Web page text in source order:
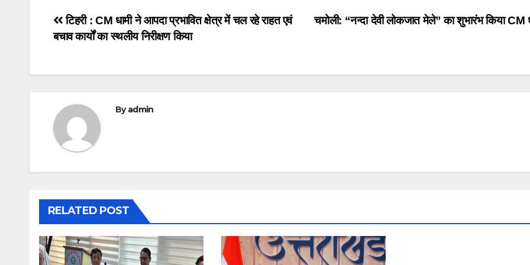
Post
चमोली: “नन्दा देवी लोकजात मेले” का शुभारंभ किया CM
टिहरी : CM धामी ने आपदा प्रभावित क्षेत्र में चल रहे राहत एवं
बचाव कार्यों का स्थलीय निरीक्षण किया
Byadmin
RELATED POST